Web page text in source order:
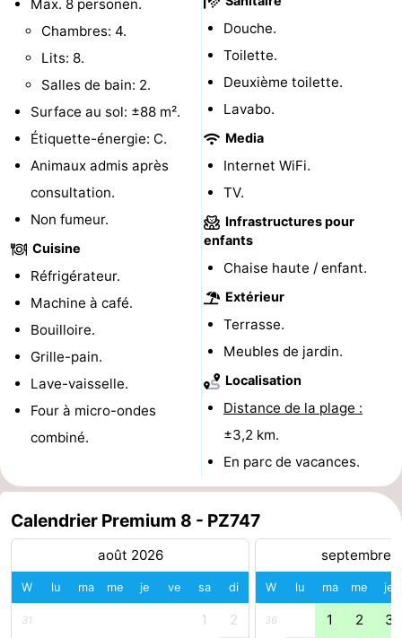
d'intérêt
Musées
Monuments
Églises
-
Points
vue
Attractions
Croisières
-
de
Aires
-
mini-
golf
bien-
être
&
villes
Nature
Visites
guidées
Sports
Max. 8 personen.
Chambres: 4.
Lits: 8.
Salles de bain: 2.
Surface au sol: ±88 m².
Étiquette-énergie: C.
Animaux admis après
consultation.
Non fumeur.
Cuisine
Réfrigérateur.
Machine à café.
Bouilloire.
Grille-pain.
Lave-vaisselle.
Four à micro-ondes
combiné.
Douche.
Toilette.
Deuxième toilette.
Lavabo.
Media
Internet WiFi.
TV.
Infrastructures pour
enfants
Chaise haute / enfant.
Extérieur
Terrasse.
Meubles de jardin.
Localisation
Distance de la plage :
±3,2 km.
En parc de vacances.
Calendrier Premium 8 - PZ747
août 2026
W lu ma me je ve sa di
31 1 2
septembre
W lu ma me je
36 1 2 3